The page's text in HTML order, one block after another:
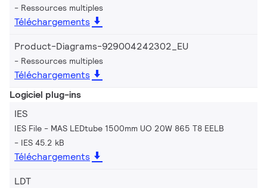
Ressources multiples
Téléchargements
Product-Diagrams-929004242302_EU
Ressources multiples
Téléchargements
Logiciel plug-ins
IES
IES File - MAS LEDtube 1500mm UO 20W 865 T8 EELB
IES 45.2 kB
Téléchargements
LDT